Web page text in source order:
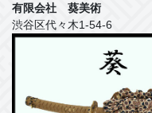
有限会社 葵美術
渋谷区代々木1-54-6